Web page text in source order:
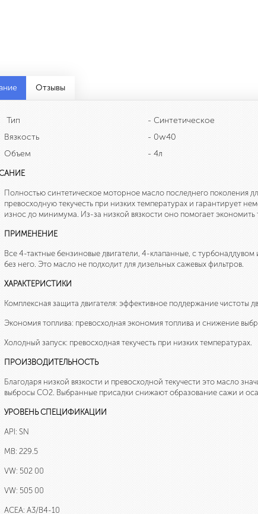
Отзывы
Тип
Вязкость
Объем
- Синтетическое
- 0w40
- 4л
Полностью синтетическое моторное масло последнего поколения
превосходную текучесть при низких температурах и гарантирует
износ до минимума. Из-за низкой вязкости оно помогает экономить
ПРИМЕНЕНИЕ
Все 4-тактные бензиновые двигатели, 4-клапанные, с
без него. Это масло не подходит для дизельных сажевых фильтров.
ХАРАКТЕРИСТИКИ
Комплексная защита двигателя: эффективное поддержание чистоты
Экономия топлива: превосходная экономия топлива и снижение
Холодный запуск: превосходная текучесть при низких температурах.
ПРОИЗВОДИТЕЛЬНОСТЬ
Благодаря низкой вязкости и превосходной текучести это масло
выбросы CO2. Выбранные присадки снижают образование сажи и
УРОВЕНЬ СПЕЦИФИКАЦИИ
API: SN
MB: 229.5
VW: 502 00
VW: 505 00
ACEA: A3/B4-10